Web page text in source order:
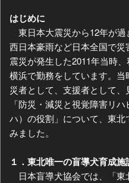
はじめに
東日本大震災から12年が
西日本豪雨など日本全国で
震災が発生した2011年当時
横浜で勤務をしています。
災者として、支援者として、
「防災・減災と視覚障害リ
ハ）の役割」について、東
みました。
１．東北唯一の盲導犬育成施
日本盲導犬協会では、「東